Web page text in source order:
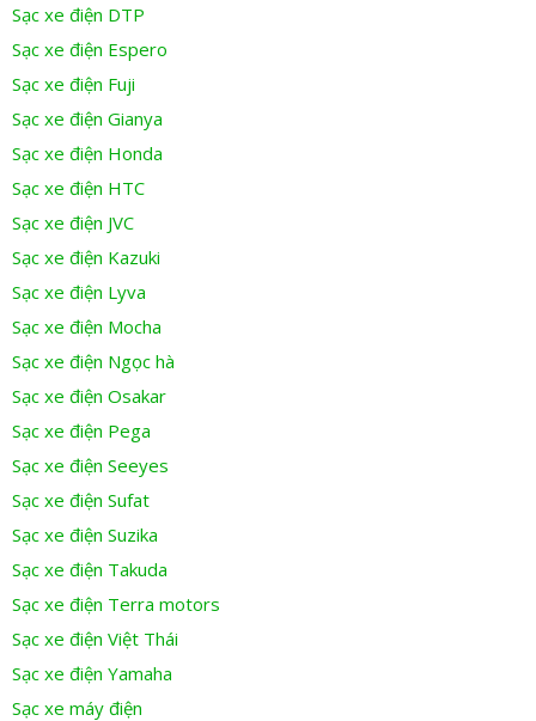
Sạc xe điện DTP
Sạc xe điện Espero
Sạc xe điện Fuji
Sạc xe điện Gianya
Sạc xe điện Honda
Sạc xe điện HTC
Sạc xe điện JVC
Sạc xe điện Kazuki
Sạc xe điện Lyva
Sạc xe điện Mocha
Sạc xe điện Ngọc hà
Sạc xe điện Osakar
Sạc xe điện Pega
Sạc xe điện Seeyes
Sạc xe điện Sufat
Sạc xe điện Suzika
Sạc xe điện Takuda
Sạc xe điện Terra motors
Sạc xe điện Việt Thái
Sạc xe điện Yamaha
Sạc xe máy điện